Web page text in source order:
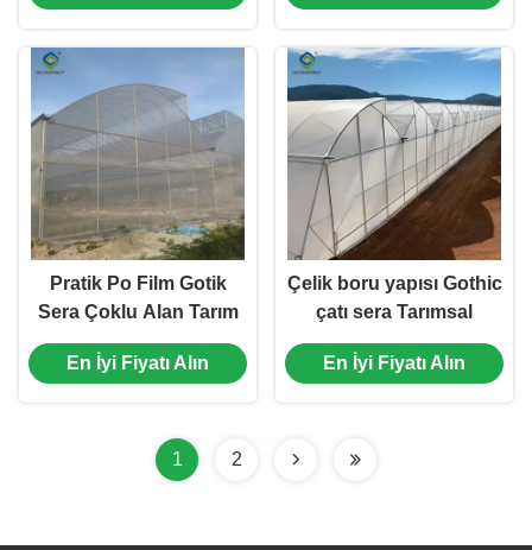
Pratik Po Film Gotik
Sera Çoklu Alan Tarım
Sera
En İyi Fiyatı Alın
Çelik boru yapısı Gothic
çatı sera Tarımsal
yüksek performans
En İyi Fiyatı Alın
1 2